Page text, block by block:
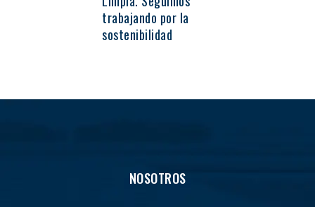
trabajando por la
sostenibilidad
NOSOTROS